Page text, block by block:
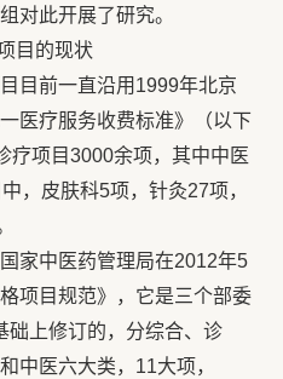
对此开展了研究。
目的现状
前一直沿用1999年北京
医疗服务收费标准》（以下
疗项目3000余项，其中中医
，皮肤科5项，针灸27项，
中医药管理局在2012年5
项目规范》，它是三个部委
础上修订的，分综合、诊
中医六大类，11大项，